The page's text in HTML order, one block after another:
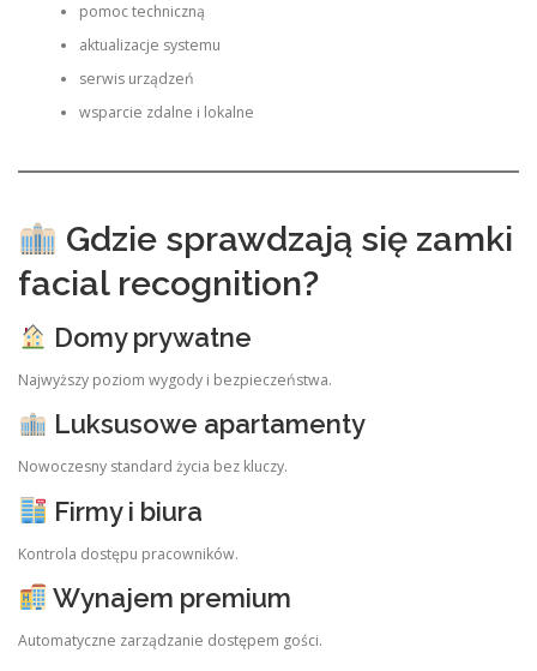
pomoc techniczną
aktualizacje systemu
serwis urządzeń
wsparcie zdalne i lokalne
Gdzie sprawdzają się zamki
facial recognition?
Domy prywatne
Najwyższy poziom wygody i bezpieczeństwa.
Luksusowe apartamenty
Nowoczesny standard życia bez kluczy.
Firmy i biura
Kontrola dostępu pracowników.
Wynajem premium
Automatyczne zarządzanie dostępem gości.